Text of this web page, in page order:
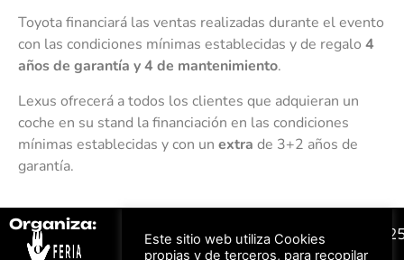
Toyota financiará las ventas realizadas durante el evento
con las condiciones mínimas establecidas y de regalo 4
años de garantía y 4 de mantenimiento.
Lexus ofrecerá a todos los clientes que adquieran un
coche en su stand la financiación en las condiciones
mínimas establecidas y con un extra de 3+2 años de
garantía.
Organiza:
Este sitio web utiliza Cookies
propias y de terceros, para recopilar